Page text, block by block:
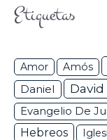
Etiquetas
Amor Amós
Daniel David
Evangelio De
Hebreos